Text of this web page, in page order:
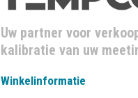
Uw partner voor
kalibratie van uw
Winkelinformatie